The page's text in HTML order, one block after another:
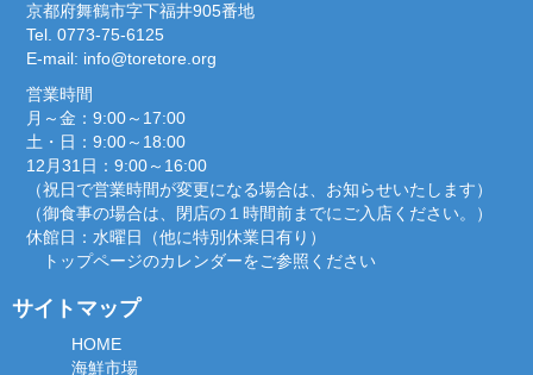
京都府舞鶴市字下福井905番地
Tel. 0773-75-6125
E-mail: info@toretore.org
営業時間
月～金：9:00～17:00
土・日：9:00～18:00
12月31日：9:00～16:00
（祝日で営業時間が変更になる場合は、お知らせいたします）
（御食事の場合は、閉店の１時間前までにご入店ください。）
休館日：水曜日（他に特別休業日有り）
トップページのカレンダーをご参照ください
サイトマップ
HOME
海鮮市場